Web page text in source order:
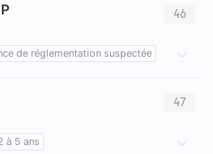
réglementation pour l'instant.
de réglementation suspectée
46
réglementation pour l'instant.
à 5 ans
47